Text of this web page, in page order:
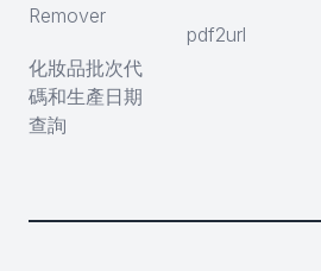
Remover
化妝品批次代
碼和生產日期
查詢
pdf2url